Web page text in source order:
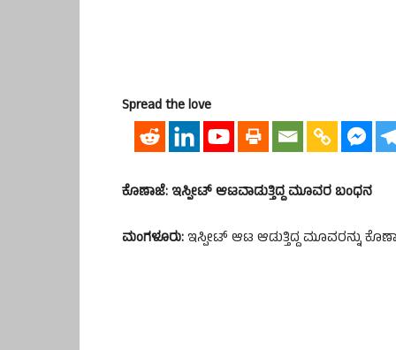
Spread the love
ಕೊಣಾಜೆ: ಇಸ್ಪೀಟ್ ಆಟವಾಡುತ್ತಿದ್ದ ಮೂವರ ಬಂಧನ
ಮಂಗಳೂರು:ಇಸ್ಪೀಟ್ ಆಟ ಆಡುತ್ತಿದ್ದ ಮೂವರನ್ನು